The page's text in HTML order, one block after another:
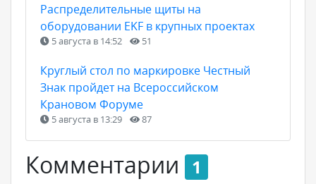
Распределительные щиты на
оборудовании EKF в крупных проектах
5 августа в 14:52 51
Круглый стол по маркировке Честный
Знак пройдет на Всероссийском
Крановом Форуме
5 августа в 13:29 87
Комментарии
1